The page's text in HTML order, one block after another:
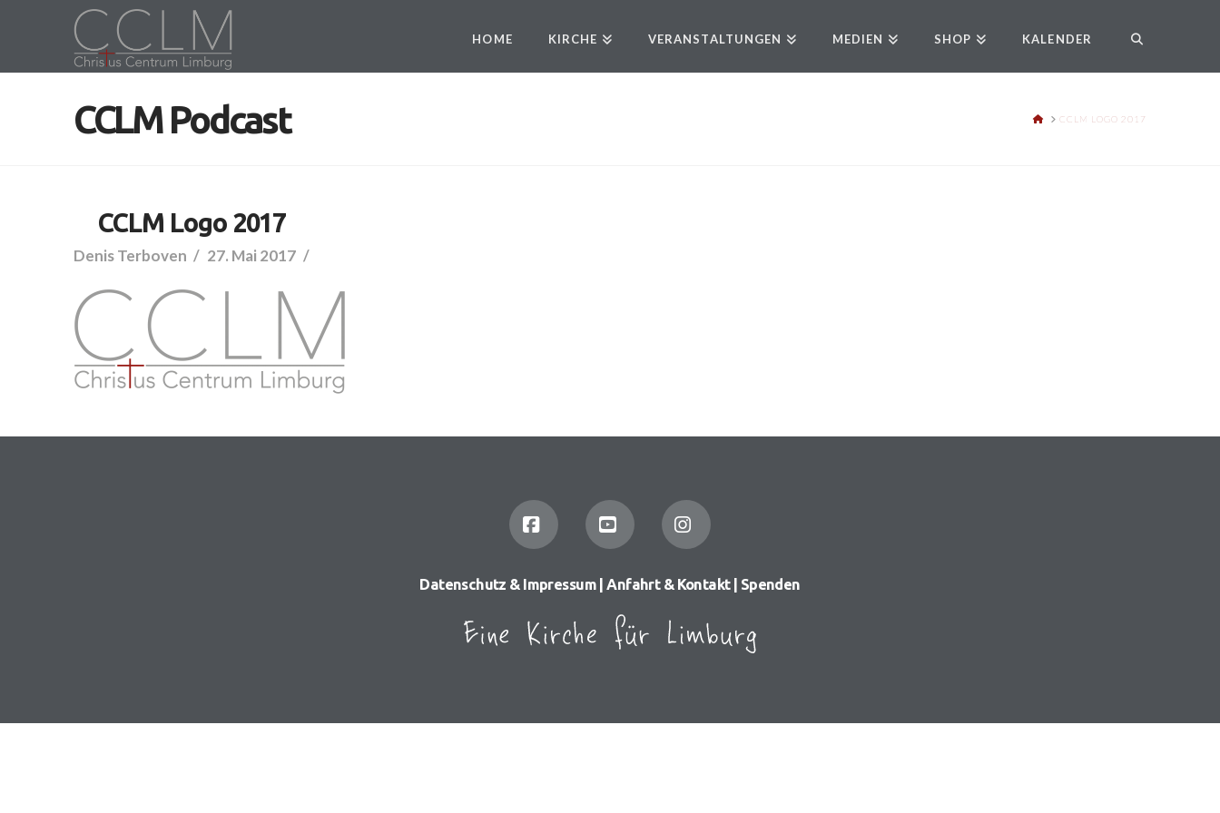
HOME KIRCHE VERANSTALTUNGEN MEDIEN SHOP KALENDER
CCLM Podcast HOMECCLM LOGO 2017
CCLM Logo 2017
Denis Terboven 27. Mai 2017
Datenschutz & Impressum Anfahrt & Kontakt Spenden